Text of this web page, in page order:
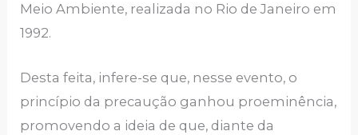
Meio Ambiente, realizada no Rio de Janeiro em
1992.
Desta feita, infere-se que, nesse evento, o
princípio da precaução ganhou proeminência,
promovendo a ideia de que, diante da